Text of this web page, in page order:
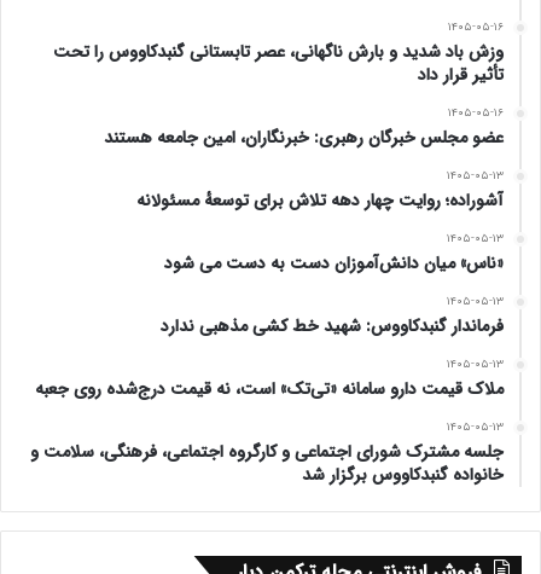
۱۴۰۵-۰۵-۱۶
وزش باد شدید و بارش ناگهانی، عصر تابستانی گنبدکاووس را تحت
تأثیر قرار داد
۱۴۰۵-۰۵-۱۶
عضو مجلس خبرگان رهبری: خبرنگاران، امین جامعه هستند
۱۴۰۵-۰۵-۱۳
آشوراده؛ روایت چهار دهه تلاش برای توسعهٔ مسئولانه
۱۴۰۵-۰۵-۱۳
«ناس» میان دانش‌آموزان دست به دست می شود
۱۴۰۵-۰۵-۱۳
فرماندار گنبدکاووس: شهید خط کشی مذهبی ندارد
۱۴۰۵-۰۵-۱۳
ملاک قیمت دارو سامانه «تی‌تک» است، نه قیمت درج‌شده روی جعبه
۱۴۰۵-۰۵-۱۳
جلسه مشترک شورای اجتماعی و کارگروه اجتماعی، فرهنگی، سلامت و
خانواده گنبدکاووس برگزار شد